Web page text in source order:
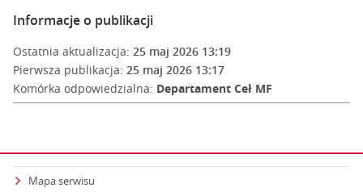
Informacje o publikacji
Ostatnia aktualizacja: 25 maj 2026 13:19
Pierwsza publikacja: 25 maj 2026 13:17
Komórka odpowiedzialna: Departament Ceł MF
Mapa serwisu